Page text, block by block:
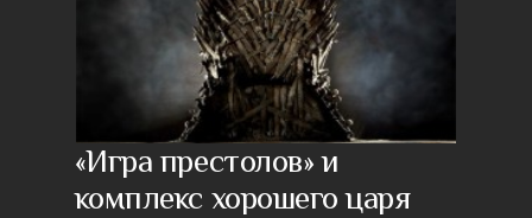
«Игра престолов» и
комплекс хорошего царя